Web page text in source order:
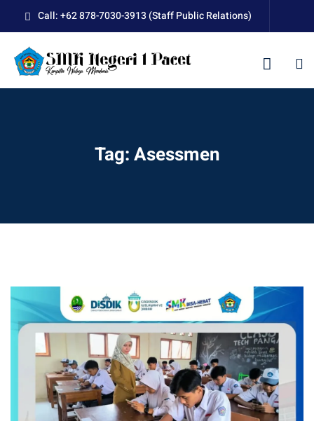
content
Call: +62 878-7030-3913 (Staff Public Relations)
Tag:Asessmen